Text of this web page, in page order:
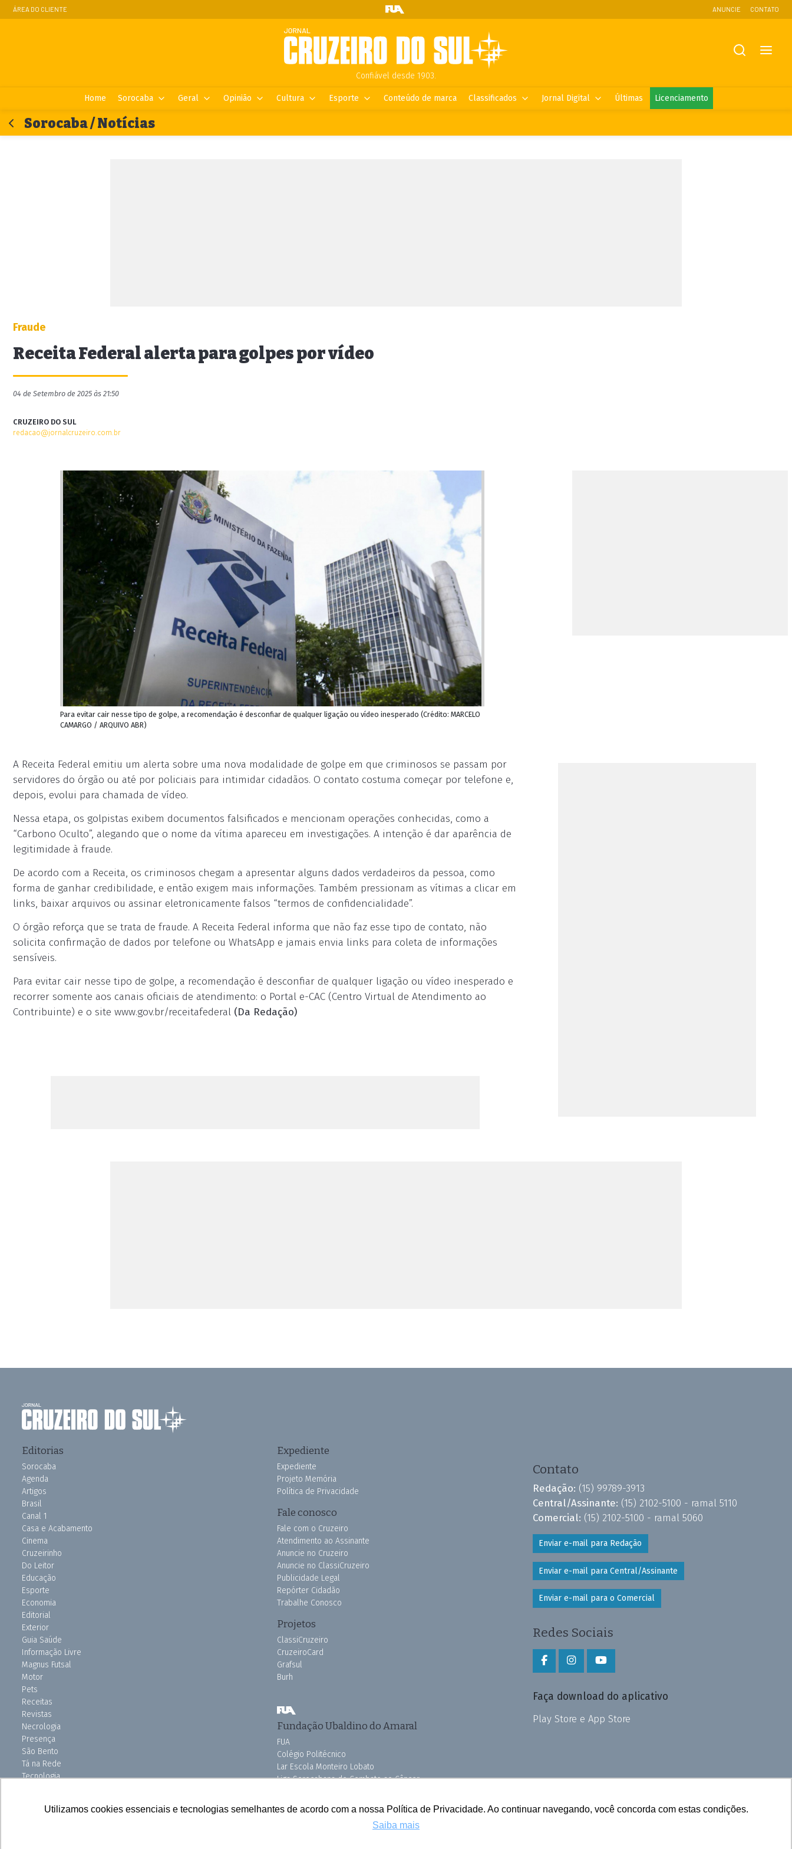
Utilizamos cookies essenciais e tecnologias semelhantes de acordo com a nossa Política de Privacidade. Ao continuar navegando, você concorda com estas condições.
Saiba mais
ÁREA DO CLIENTE ANUNCIE CONTATO
Confiável desde 1903.
Home Sorocaba Geral Opinião Cultura Esporte Conteúdo de marca Classificados Jornal Digital Últimas Licenciamento
Sorocaba / Notícias
Fraude
Receita Federal alerta para golpes por vídeo
04 de Setembro de 2025 às 21:50
CRUZEIRO DO SUL
redacao@jornalcruzeiro.com.br
Para evitar cair nesse tipo de golpe, a recomendação é desconfiar de qualquer ligação ou vídeo inesperado (Crédito: MARCELO
CAMARGO / ARQUIVO ABR)
A Receita Federal emitiu um alerta sobre uma nova modalidade de golpe em que criminosos se passam por
servidores do órgão ou até por policiais para intimidar cidadãos. O contato costuma começar por telefone e,
depois, evolui para chamada de vídeo.
Nessa etapa, os golpistas exibem documentos falsificados e mencionam operações conhecidas, como a
“Carbono Oculto”, alegando que o nome da vítima apareceu em investigações. A intenção é dar aparência de
legitimidade à fraude.
De acordo com a Receita, os criminosos chegam a apresentar alguns dados verdadeiros da pessoa, como
forma de ganhar credibilidade, e então exigem mais informações. Também pressionam as vítimas a clicar em
links, baixar arquivos ou assinar eletronicamente falsos “termos de confidencialidade”.
O órgão reforça que se trata de fraude. A Receita Federal informa que não faz esse tipo de contato, não
solicita confirmação de dados por telefone ou WhatsApp e jamais envia links para coleta de informações
sensíveis.
Para evitar cair nesse tipo de golpe, a recomendação é desconfiar de qualquer ligação ou vídeo inesperado e
recorrer somente aos canais oficiais de atendimento: o Portal e-CAC (Centro Virtual de Atendimento ao
Contribuinte) e o site www.gov.br/receitafederal (Da Redação)
Editorias
Sorocaba
Agenda
Artigos
Brasil
Canal 1
Casa e Acabamento
Cinema
Cruzeirinho
Do Leitor
Educação
Esporte
Economia
Editorial
Exterior
Guia Saúde
Informação Livre
Magnus Futsal
Motor
Pets
Receitas
Revistas
Necrologia
Presença
São Bento
Tá na Rede
Tecnologia
Expediente
Expediente
Projeto Memória
Política de Privacidade
Fale conosco
Fale com o Cruzeiro
Atendimento ao Assinante
Anuncie no Cruzeiro
Anuncie no ClassiCruzeiro
Publicidade Legal
Repórter Cidadão
Trabalhe Conosco
Projetos
ClassiCruzeiro
CruzeiroCard
Grafsul
Burh
Fundação Ubaldino do Amaral
FUA
Colégio Politécnico
Lar Escola Monteiro Lobato
Liga Sorocabana de Combate ao Câncer
Pink do Bem OSSEL
Contato
Redação: (15) 99789-3913
Central/Assinante: (15) 2102-5100 - ramal 5110
Comercial: (15) 2102-5100 - ramal 5060
Enviar e-mail para Redação
Enviar e-mail para Central/Assinante
Enviar e-mail para o Comercial
Redes Sociais
Faça download do aplicativo
Play Store e App Store